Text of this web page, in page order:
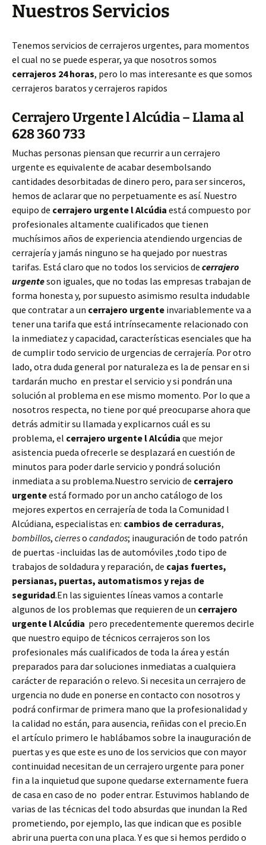
Nuestros Servicios
Tenemos servicios de cerrajeros urgentes, para momentos
el cual no se puede esperar, ya que nosotros somos
cerrajeros 24 horas, pero lo mas interesante es que somos
cerrajeros baratos y cerrajeros rapidos
Cerrajero Urgente l Alcúdia – Llama al
628 360 733
Muchas personas piensan que recurrir a un cerrajero
urgente es equivalente de acabar desembolsando
cantidades desorbitadas de dinero pero, para ser sinceros,
hemos de aclarar que no perpetuamente es así. Nuestro
equipo de cerrajero urgente l Alcúdia está compuesto por
profesionales altamente cualificados que tienen
muchísimos años de experiencia atendiendo urgencias de
cerrajería y jamás ninguno se ha quejado por nuestras
tarifas. Está claro que no todos los servicios de cerrajero
urgenteson iguales, que no todas las empresas trabajan de
forma honesta y, por supuesto asimismo resulta indudable
que contratar a un cerrajero urgente invariablemente va a
tener una tarifa que está intrínsecamente relacionado con
la inmediatez y capacidad, características esenciales que ha
de cumplir todo servicio de urgencias de cerrajería. Por otro
lado, otra duda general por naturaleza es la de pensar en si
tardarán mucho en prestar el servicio y si pondrán una
solución al problema en ese mismo momento. Por lo que a
nosotros respecta, no tiene por qué preocuparse ahora que
detrás admitir su llamada y explicarnos cuál es su
problema, el cerrajero urgente l Alcúdia que mejor
asistencia pueda ofrecerle se desplazará en cuestión de
minutos para poder darle servicio y pondrá solución
inmediata a su problema.Nuestro servicio de cerrajero
urgenteestá formado por un ancho catálogo de los
mejores expertos en cerrajería de toda la Comunidad l
Alcúdiana, especialistas en: cambios de cerraduras,
bombillos, cierreso candados; inauguración de todo patrón
de puertas -incluidas las de automóviles ,todo tipo de
trabajos de soldadura y reparación, de cajas fuertes,
persianas, puertas, automatismos y rejas de
seguridad.En las siguientes líneas vamos a contarle
algunos de los problemas que requieren de un cerrajero
urgente l Alcúdia pero precedentemente queremos decirle
que nuestro equipo de técnicos cerrajeros son los
profesionales más cualificados de toda la área y están
preparados para dar soluciones inmediatas a cualquiera
carácter de reparación o relevo. Si necesita un cerrajero de
urgencia no dude en ponerse en contacto con nosotros y
podrá confirmar de primera mano que la profesionalidad y
la calidad no están, para ausencia, reñidas con el precio.En
el artículo primero le hablábamos sobre la inauguración de
puertas y es que este es uno de los servicios que con mayor
continuidad necesitan de un cerrajero urgente para poner
fin a la inquietud que supone quedarse externamente fuera
de casa en caso de no poder entrar. Estuvimos hablando de
varias de las técnicas del todo absurdas que inundan la Red
prometiendo, por ejemplo, las que indican que es posible
abrir una puerta con una placa. Y es que si hemos perdido o